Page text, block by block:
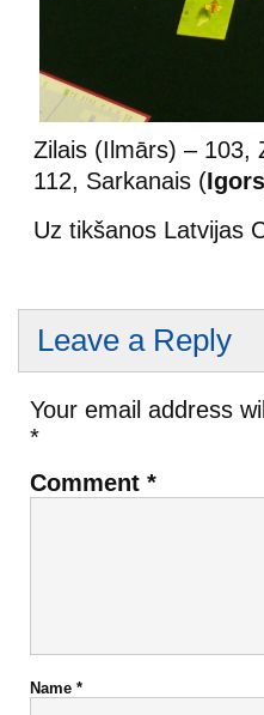
Zilais (Ilmārs) – 103,
112, Sarkanais (Igors
Uz tikšanos Latvijas
Leave a Reply
Your email address
*
Comment *
Name *